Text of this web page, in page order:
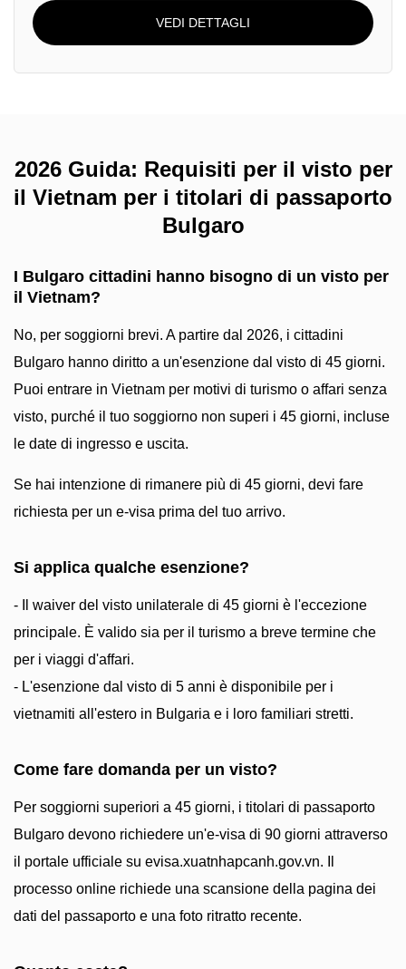
VEDI DETTAGLI
2026 Guida: Requisiti per il visto per
il Vietnam per i titolari di passaporto
Bulgaro
I Bulgaro cittadini hanno bisogno di un visto per
il Vietnam?
No, per soggiorni brevi. A partire dal 2026, i cittadini
Bulgaro hanno diritto a un'esenzione dal visto di 45 giorni.
Puoi entrare in Vietnam per motivi di turismo o affari senza
visto, purché il tuo soggiorno non superi i 45 giorni, incluse
le date di ingresso e uscita.
Se hai intenzione di rimanere più di 45 giorni, devi fare
richiesta per un e-visa prima del tuo arrivo.
Si applica qualche esenzione?
- Il waiver del visto unilaterale di 45 giorni è l'eccezione
principale. È valido sia per il turismo a breve termine che
per i viaggi d'affari.
- L'esenzione dal visto di 5 anni è disponibile per i
vietnamiti all'estero in Bulgaria e i loro familiari stretti.
Come fare domanda per un visto?
Per soggiorni superiori a 45 giorni, i titolari di passaporto
Bulgaro devono richiedere un'e-visa di 90 giorni attraverso
il portale ufficiale su evisa.xuatnhapcanh.gov.vn. Il
processo online richiede una scansione della pagina dei
dati del passaporto e una foto ritratto recente.